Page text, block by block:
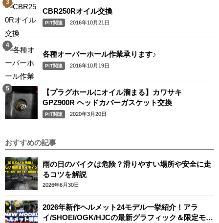
CBR250Rオイル交換
PIT関連 2016年10月21日
各種オーバーホール作業承ります♪
PIT関連 2016年10月19日
【プラグホールにオイル溜まる】カワサキ
GPZ900R ヘッドカバーガスケット交換
PIT関連 2020年3月20日
おすすめの記事
雨の日のバイクは危険？滑りやすい場所や安全に走
るコツを解説
2026年6月30日
2026年新作ヘルメット24モデル一挙紹介！アラ
イ/SHOEI/OGK/HJCの最新グラフィック＆限定モデ